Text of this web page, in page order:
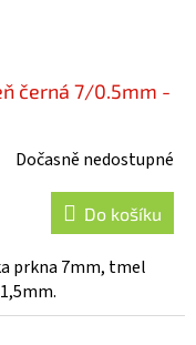
černá 7/0.5mm -
Dočasně nedostupné
Do košíku
prkna 7mm, tmel